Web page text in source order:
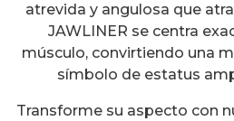
atrevida y angulosa que
JAWLINER se centra
músculo, convirtiendo una
símbolo de estatus
Transforme su aspecto con